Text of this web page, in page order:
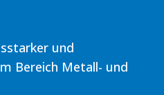
und
Bereich Metall- und